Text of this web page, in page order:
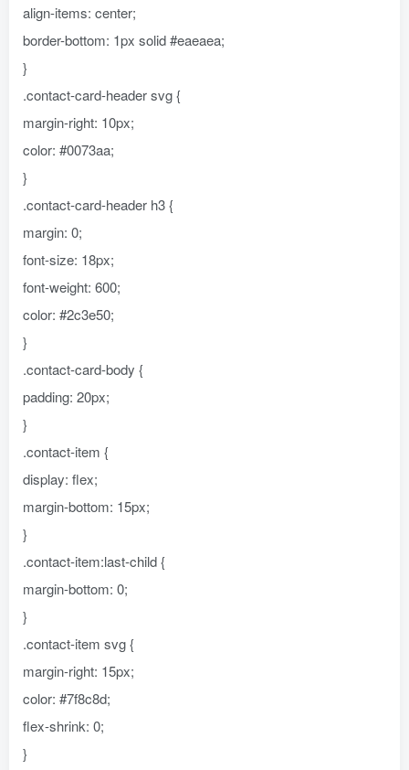
align-items: center;
border-bottom: 1px solid #eaeaea;
}
.contact-card-header svg {
margin-right: 10px;
color: #0073aa;
}
.contact-card-header h3 {
margin: 0;
font-size: 18px;
font-weight: 600;
color: #2c3e50;
}
.contact-card-body {
padding: 20px;
}
.contact-item {
display: flex;
margin-bottom: 15px;
}
.contact-item:last-child {
margin-bottom: 0;
}
.contact-item svg {
margin-right: 15px;
color: #7f8c8d;
flex-shrink: 0;
}